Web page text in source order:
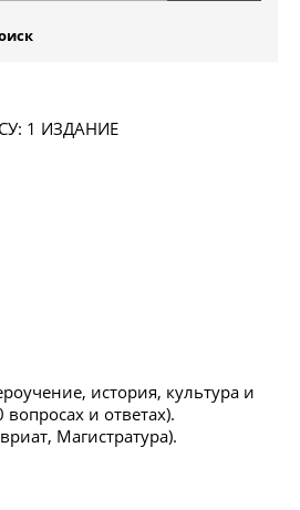
1 ИЗДАНИЕ
история, культура и
и ответах).
Магистратура).